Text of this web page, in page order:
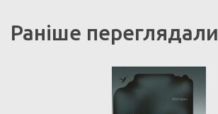
Раніше переглядали